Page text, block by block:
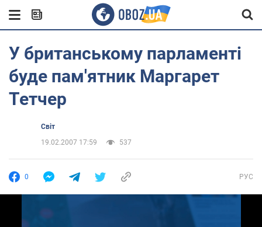
У британському парламенті
буде пам'ятник Маргарет
Тетчер
Світ
19.02.2007 17:59
537
0 РУС